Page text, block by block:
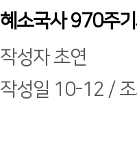
혜소국사 970주
작성자초연
작성일 10-12 /